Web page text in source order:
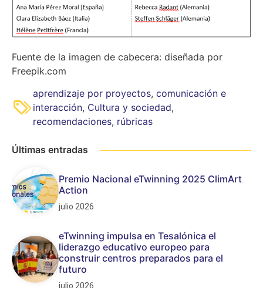
Fuente de la imagen de cabecera: diseñada por
Freepik.com
aprendizaje por proyectos, comunicación e
interacción, Cultura y sociedad,
recomendaciones, rúbricas
Últimas entradas
Premio Nacional eTwinning 2025 ClimArt
Action
julio 2026
eTwinning impulsa en Tesalónica el
liderazgo educativo europeo para
construir centros preparados para el
futuro
julio 2026